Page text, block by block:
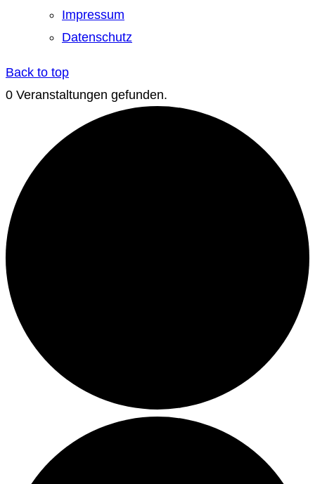
Impressum
Datenschutz
Back to top
0 Veranstaltungen gefunden.